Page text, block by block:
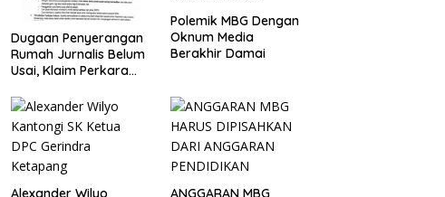
Dugaan Penyerangan
Rumah Jurnalis Belum
Usai, Klaim Perkara
Polemik MBG Dengan
Oknum Media
Berakhir Damai
Alexander Wilyo
ANGGARAN MBG